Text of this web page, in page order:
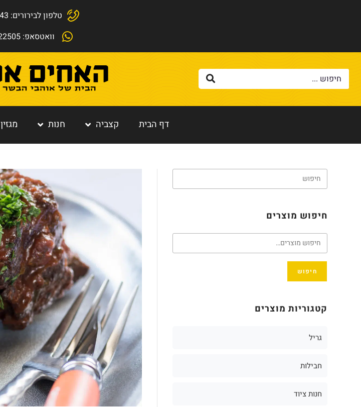
טלפון לבירורים: 03-6878643
וואטסאפ: 050-5222505
דף הבית קצביה חנות מגזין
חיפוש מוצרים
חיפוש
קטגוריות מוצרים
גריל
חבילות
חנות ציוד